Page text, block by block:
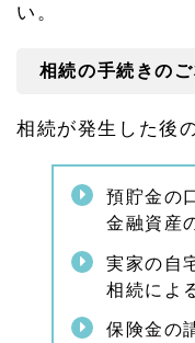
い。
相続の手続きの
相続が発生した後
預貯金の
金融資産
実家の自
相続によ
保険金の